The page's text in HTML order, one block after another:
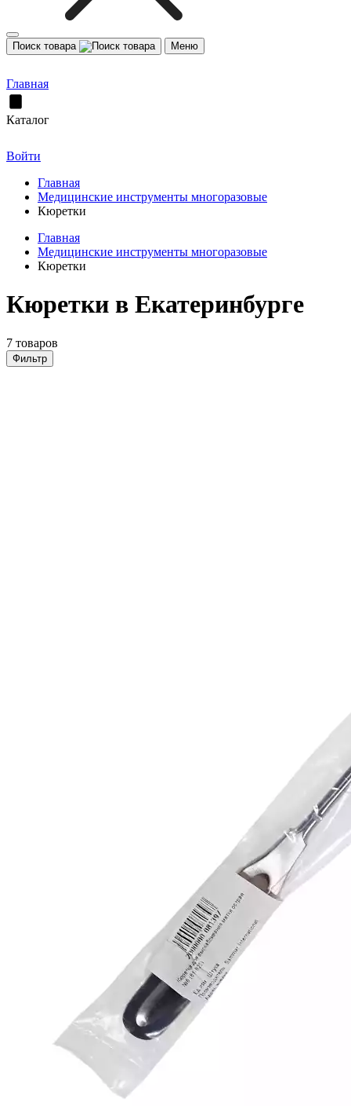
Поиск товара Меню
Главная
Каталог
Войти
Главная
Медицинские инструменты многоразовые
Кюретки
Главная
Медицинские инструменты многоразовые
Кюретки
Кюретки в Екатеринбурге
7 товаров
Фильтр